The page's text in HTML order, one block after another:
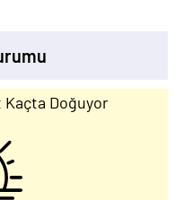
Kaçta Doğuyor